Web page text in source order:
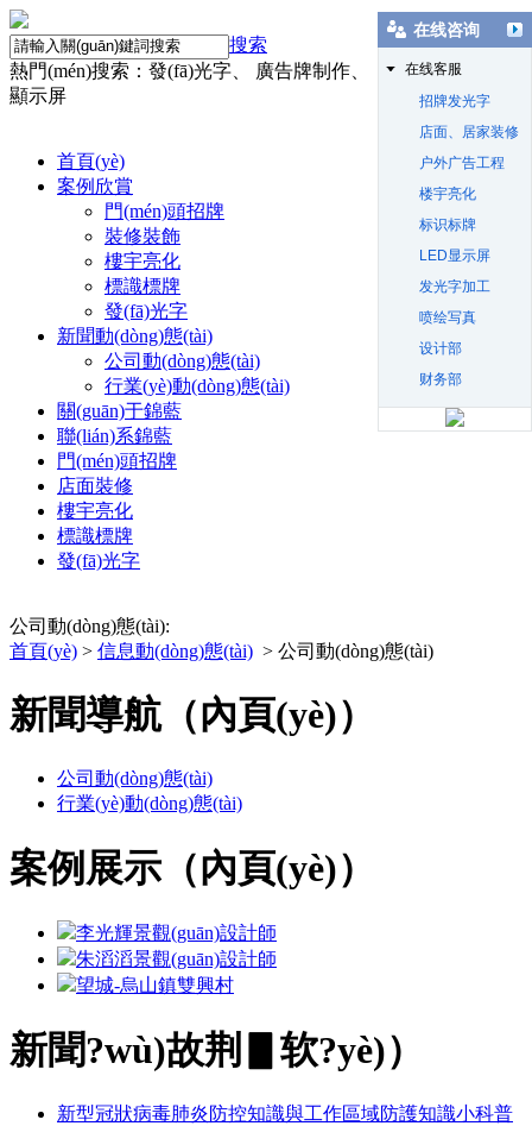
搜索
熱門(mén)搜索：發(fā)光字、 廣告牌制作、 店面裝修、 LED
顯示屏
首頁(yè)
案例欣賞
門(mén)頭招牌
裝修裝飾
樓宇亮化
標識標牌
發(fā)光字
新聞動(dòng)態(tài)
公司動(dòng)態(tài)
行業(yè)動(dòng)態(tài)
關(guān)于錦藍
聯(lián)系錦藍
門(mén)頭招牌
店面裝修
樓宇亮化
標識標牌
發(fā)光字
公司動(dòng)態(tài):
首頁(yè) > 信息動(dòng)態(tài) > 公司動(dòng)態(tài)
新聞導航（內頁(yè)）
公司動(dòng)態(tài)
行業(yè)動(dòng)態(tài)
案例展示（內頁(yè)）
李光輝景觀(guān)設計師
朱滔滔景觀(guān)設計師
望城-烏山鎮雙興村
新聞?wù)故荆▋软?yè)）
新型冠狀病毒肺炎防控知識與工作區域防護知識小科普
在线咨询
在线客服
招牌发光字
店面、居家装修
户外广告工程
楼宇亮化
标识标牌
LED显示屏
发光字加工
喷绘写真
设计部
财务部